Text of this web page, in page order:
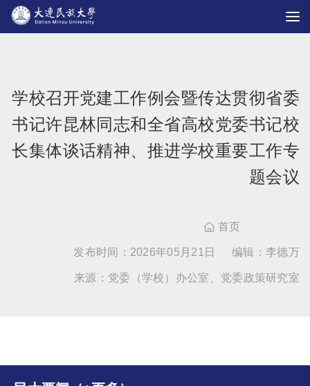
学校召开党建工作例会暨传达贯彻省委
书记许昆林同志和全省高校党委书记校
长集体谈话精神、推进学校重要工作专
题会议
 首页
发布时间：2026年05月21日 编辑：李德万
来源：党委（学校）办公室、党委政策研究室